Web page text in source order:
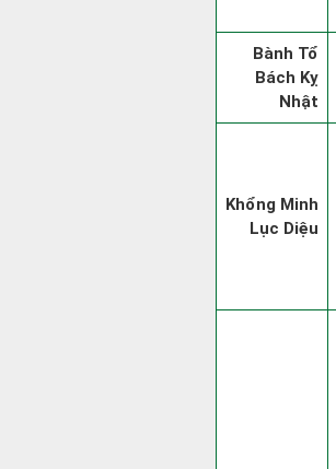
Bành Tổ
Bách Kỵ
Nhật
Khổng Minh
Lục Diệu